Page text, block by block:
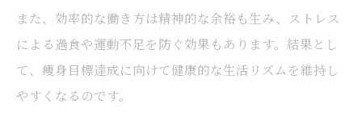
また、効率的な働き方は精神的な余裕も生み、ストレス
による過食や運動不足を防ぐ効果もあります。結果とし
て、痩身目標達成に向けて健康的な生活リズムを維持し
やすくなるのです。